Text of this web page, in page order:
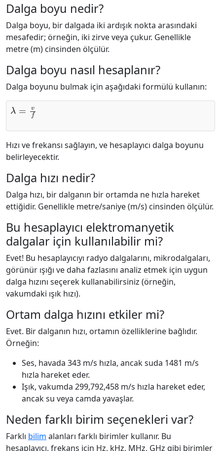
Dalga boyu nedir?
Dalga boyu, bir dalgada iki ardışık nokta arasındaki
mesafedir; örneğin, iki zirve veya çukur. Genellikle
metre (m) cinsinden ölçülür.
Dalga boyu nasıl hesaplanır?
Dalga boyunu bulmak için aşağıdaki formülü kullanın:
λ=vf
Hızı ve frekansı sağlayın, ve hesaplayıcı dalga boyunu
belirleyecektir.
Dalga hızı nedir?
Dalga hızı, bir dalganın bir ortamda ne hızla hareket
ettiğidir. Genellikle metre/saniye (m/s) cinsinden ölçülür.
Bu hesaplayıcı elektromanyetik
dalgalar için kullanılabilir mi?
Evet! Bu hesaplayıcıyı radyo dalgalarını, mikrodalgaları,
görünür ışığı ve daha fazlasını analiz etmek için uygun
dalga hızını seçerek kullanabilirsiniz (örneğin,
vakumdaki ışık hızı).
Ortam dalga hızını etkiler mi?
Evet. Bir dalganın hızı, ortamın özelliklerine bağlıdır.
Örneğin:
Ses, havada 343 m/s hızla, ancak suda 1481 m/s
hızla hareket eder.
Işık, vakumda 299,792,458 m/s hızla hareket eder,
ancak su veya camda yavaşlar.
Neden farklı birim seçenekleri var?
Farklı bilim alanları farklı birimler kullanır. Bu
hesaplayıcı, frekans için Hz, kHz, MHz, GHz gibi birimler